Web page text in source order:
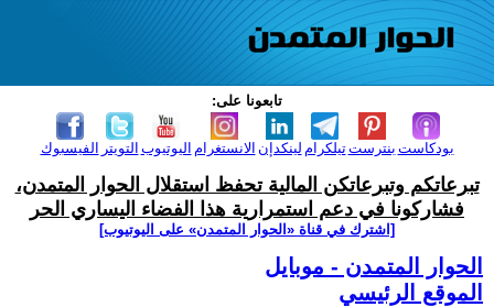
تابعونا على:
الفيسبوك التويتر اليوتيوب الانستغرام لينكدإن تيلكرامبنترست بودكاست
تبرعاتكم وتبرعاتكن المالية تحفظ استقلال الحوار المتمدن،
فشاركونا في دعم استمرارية هذا الفضاء اليساري الحر
[اشترك في قناة ‫«الحوار المتمدن» على اليوتيوب]
الحوار المتمدن - موبايل
الموقع الرئيسي